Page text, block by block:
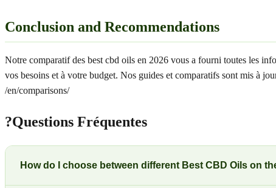
Conclusion and Recommendations
Notre comparatif des best cbd oils en 2026 vous a fourni toutes les
vos besoins et à votre budget. Nos guides et comparatifs sont mis à
/en/comparisons/
?Questions Fréquentes
How do I choose between different Best CBD Oils on